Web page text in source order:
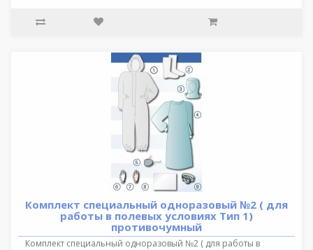
Комплект специальный одноразовый №2 ( для
работы в полевых условиях Тип 1)
противочумный
Комплект специальный одноразовый №2 ( для работы в